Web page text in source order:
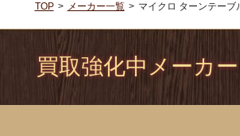
TOP メーカー一覧 マイクロ ターンテーブ
買取強化中メーカー